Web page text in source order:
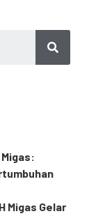
Migas:
Migas Gelar